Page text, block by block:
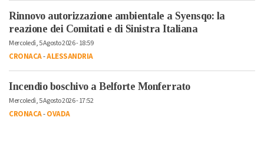
Rinnovo autorizzazione ambientale a Syensqo: la
reazione dei Comitati e di Sinistra Italiana
Mercoledì, 5 Agosto 2026 - 18:59
CRONACA-ALESSANDRIA
Incendio boschivo a Belforte Monferrato
Mercoledì, 5 Agosto 2026 - 17:52
CRONACA-OVADA